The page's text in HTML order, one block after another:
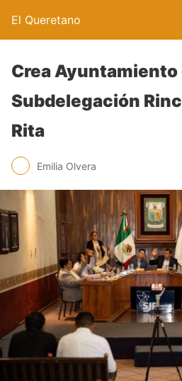
El Queretano
Crea Ayuntamiento
Subdelegación
Rita
Emilia Olvera